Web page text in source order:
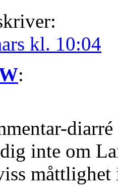
kl. 10:04
:
inte om
måttlighet